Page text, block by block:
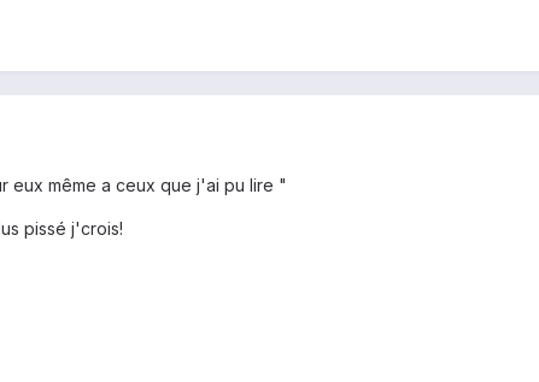
eux même a ceux que j'ai pu lire "
pissé j'crois!